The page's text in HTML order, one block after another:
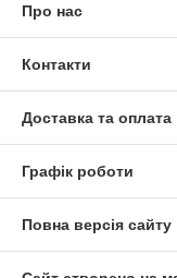
Про нас
Контакти
Доставка та оплата
Графік роботи
Повна версія сайту